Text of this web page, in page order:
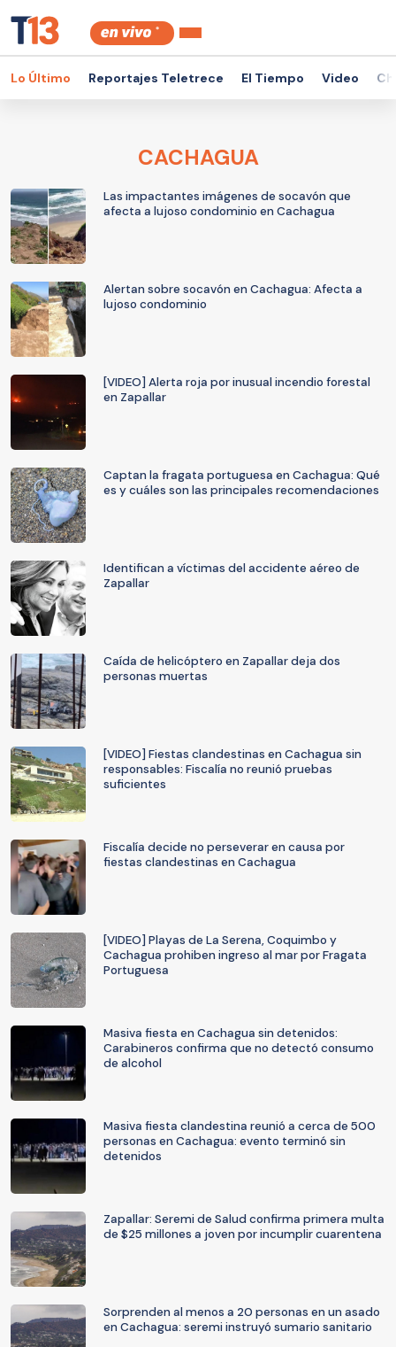
Lo Último Reportajes Teletrece El Tiempo Video
CACHAGUA
Las impactantes imágenes de socavón que
afecta a lujoso condominio en Cachagua
Alertan sobre socavón en Cachagua: Afecta a
lujoso condominio
[VIDEO] Alerta roja por inusual incendio forestal
en Zapallar
Captan la fragata portuguesa en Cachagua: Qué
es y cuáles son las principales recomendaciones
Identifican a víctimas del accidente aéreo de
Zapallar
Caída de helicóptero en Zapallar deja dos
personas muertas
[VIDEO] Fiestas clandestinas en Cachagua sin
responsables: Fiscalía no reunió pruebas
suficientes
Fiscalía decide no perseverar en causa por
fiestas clandestinas en Cachagua
[VIDEO] Playas de La Serena, Coquimbo y
Cachagua prohiben ingreso al mar por Fragata
Portuguesa
Masiva fiesta en Cachagua sin detenidos:
Carabineros confirma que no detectó consumo
de alcohol
Masiva fiesta clandestina reunió a cerca de 500
personas en Cachagua: evento terminó sin
detenidos
Zapallar: Seremi de Salud confirma primera multa
de $25 millones a joven por incumplir cuarentena
Sorprenden al menos a 20 personas en un asado
en Cachagua: seremi instruyó sumario sanitario